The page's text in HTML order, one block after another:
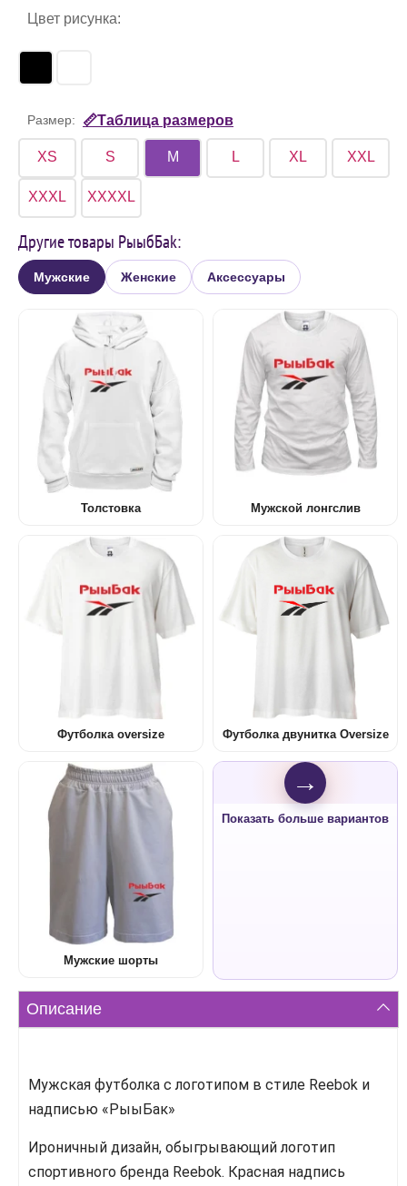
Цвет рисунка:
Размер: 📏Таблица размеров
XS S M L XL XXL
XXXL XXXXL
Другие товары РыыбБаk:
Мужские Женские Аксессуары
Толстовка Мужской лонгслив
Футболка oversize Футболка двунитка Oversize
Мужские шорты
→
Показать больше вариантов
Описание
Мужская футболка с логотипом в стиле Reebok и
надписью «РыыБак»
Ироничный дизайн, обыгрывающий логотип
спортивного бренда Reebok. Красная надпись